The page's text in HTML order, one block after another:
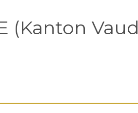
(Kanton Vaud